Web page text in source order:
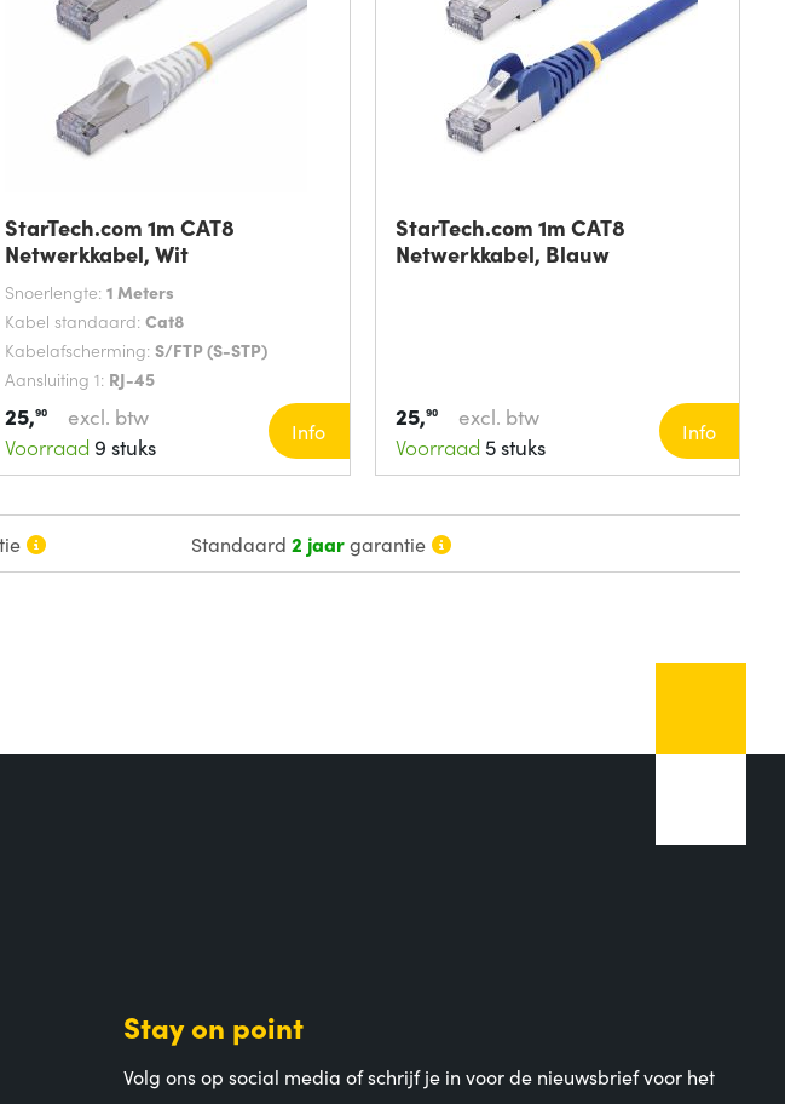
StarTech.com 1m CAT8
Netwerkkabel, Wit
Snoerlengte: 1 Meters
Kabel standaard: Cat8
Kabelafscherming: S/FTP (S-STP)
Aansluiting 1: RJ-45
25,90
excl. btw
Voorraad 9 stuks
Info
StarTech.com 1m CAT8
Netwerkkabel, Blauw
25,90
excl. btw
Voorraad 5 stuks
Info
Standaard2 jaargarantie
Stay on point
Volg ons op social media of schrijf je in voor de nieuwsbrief voor het